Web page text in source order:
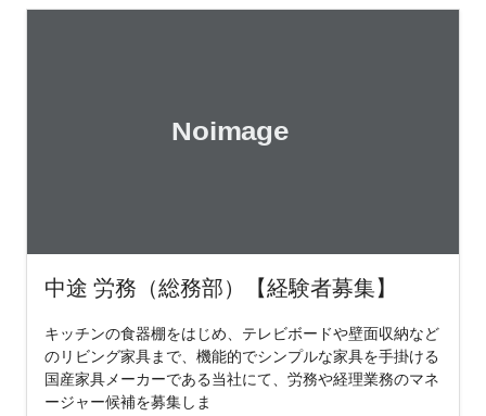
中途 労務（総務部）【経験者募集】
キッチンの食器棚をはじめ、テレビボードや壁面収納など
のリビング家具まで、機能的でシンプルな家具を手掛ける
国産家具メーカーである当社にて、労務や経理業務のマネ
ージャー候補を募集しま